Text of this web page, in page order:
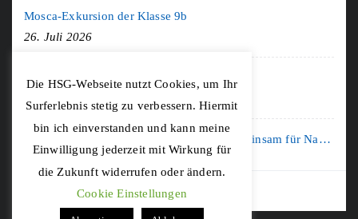
Mosca-Exkursion der Klasse 9b
26. Juli 2026
Freiburg-Exkursion des Geschichte LK
20. Juli 2026
Kooperation mit der KLIMA ARENA: Gemeinsam für Nachhaltigkeit und Klimaschutz
16. Juli 2026
Die HSG-Webseite nutzt Cookies, um Ihr
Surferlebnis stetig zu verbessern. Hiermit
bin ich einverstanden und kann meine
Einwilligung jederzeit mit Wirkung für
die Zukunft widerrufen oder ändern.
Cookie Einstellungen